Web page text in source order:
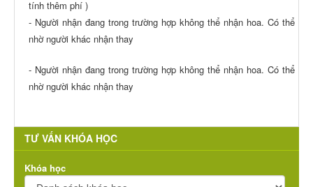
tính thêm phí )
- Người nhận đang trong trường hợp không thể nhận hoa. Có thể
nhờ người khác nhận thay
- Người nhận đang trong trường hợp không thể nhận hoa. Có thể
nhờ người khác nhận thay
TƯ VẤN KHÓA HỌC
Khóa học